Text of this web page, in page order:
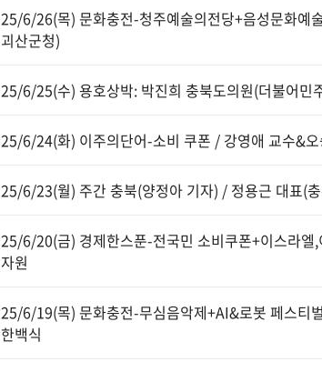
25/6/26(목) 문화충전-청주예술의전당+음성문화예
괴산군청)
25/6/25(수) 용호상박: 박진희 충북도의원(더불어민
25/6/24(화) 이주의단어-소비 쿠폰 / 강영애 교수&
25/6/23(월) 주간 충북(양정아 기자) / 정용근 대표(
25/6/20(금) 경제한스푼-전국민 소비쿠폰+이스라
자원
25/6/19(목) 문화충전-무심음악제+AI&로봇 페스티
한백식